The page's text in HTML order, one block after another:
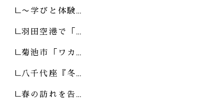
〜学びと体験…
羽田空港で「…
菊池市「ワカ…
八千代座『冬…
春の訪れを告…